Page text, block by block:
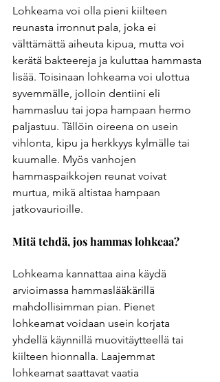
Lohkeama voi olla pieni kiilteen
reunasta irronnut pala, joka ei
välttämättä aiheuta kipua, mutta voi
kerätä bakteereja ja kuluttaa hammasta
lisää. Toisinaan lohkeama voi ulottua
syvemmälle, jolloin dentiini eli
hammasluu tai jopa hampaan hermo
paljastuu. Tällöin oireena on usein
vihlonta, kipu ja herkkyys kylmälle tai
kuumalle. Myös vanhojen
hammaspaikkojen reunat voivat
murtua, mikä altistaa hampaan
jatkovaurioille.
Mitä tehdä, jos hammas lohkeaa?
Lohkeama kannattaa aina käydä
arvioimassa hammaslääkärillä
mahdollisimman pian. Pienet
lohkeamat voidaan usein korjata
yhdellä käynnillä muovitäytteellä tai
kiilteen hionnalla. Laajemmat
lohkeamat saattavat vaatia